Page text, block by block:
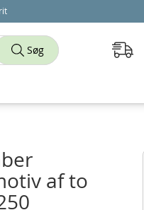
af to
Søg